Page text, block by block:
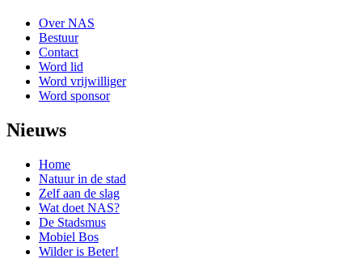
Over NAS
Bestuur
Contact
Word lid
Word vrijwilliger
Word sponsor
Nieuws
Home
Natuur in de stad
Zelf aan de slag
Wat doet NAS?
De Stadsmus
Mobiel Bos
Wilder is Beter!